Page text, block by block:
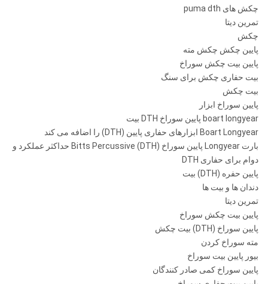
چکش های puma dth
تمرین دیتا
چکش
پایین چکش چکش مته
پایین بیت چکش سوراخ
بیت حفاری چکش برای سنگ
بیت چکش
پایین سوراخ ابزار
boart longyear پایین سوراخ DTH بیت
Boart Longyear ابزارهای حفاری پایین (DTH) را اضافه می کند
بارت Longyear پایین سوراخ (DTH) Bitts Percussive حداکثر عملکرد و
دوام برای حفاری DTH
پایین حفره (DTH) بیت
دندان ها و بیت ها
تمرین دیتا
پایین بیت چکش سوراخ
پایین سوراخ (DTH) بیت چکش
مته سوراخ کردن
بیور پایین بیت سوراخ
پایین سوراخ کمی صادر کنندگان